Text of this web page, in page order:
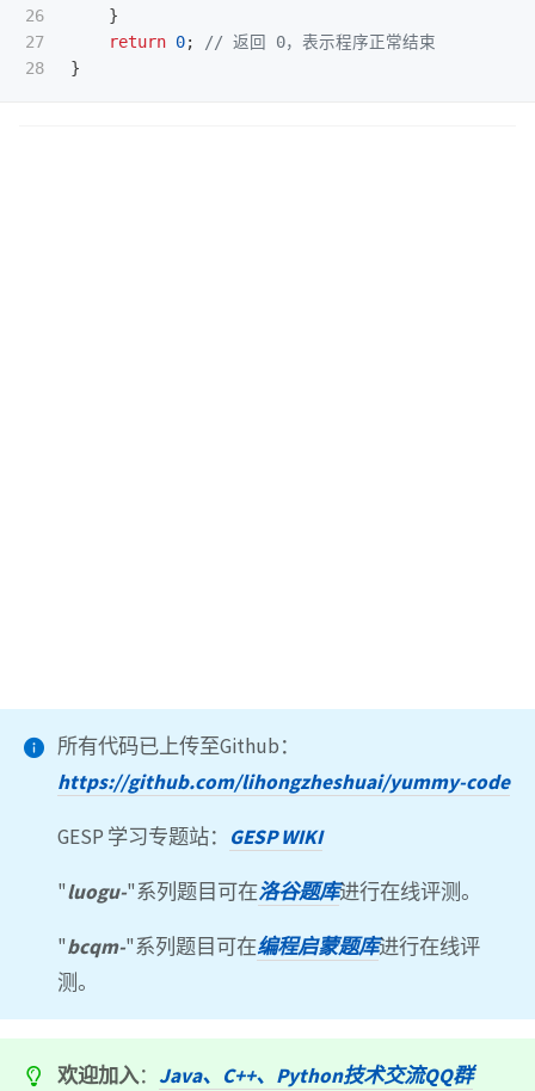
26
27
}
return 0;
// 返回 0，表示程序正常结束
}
所有代码已上传至Github：
https://github.com/lihongzheshuai/yummy-code
GESP 学习专题站： GESP WIKI
"luogu-"系列题目可在洛谷题库进行在线评测。
"bcqm-"系列题目可在编程启蒙题库进行在线评
测。
欢迎加入： Java、C++、Python技术交流QQ群